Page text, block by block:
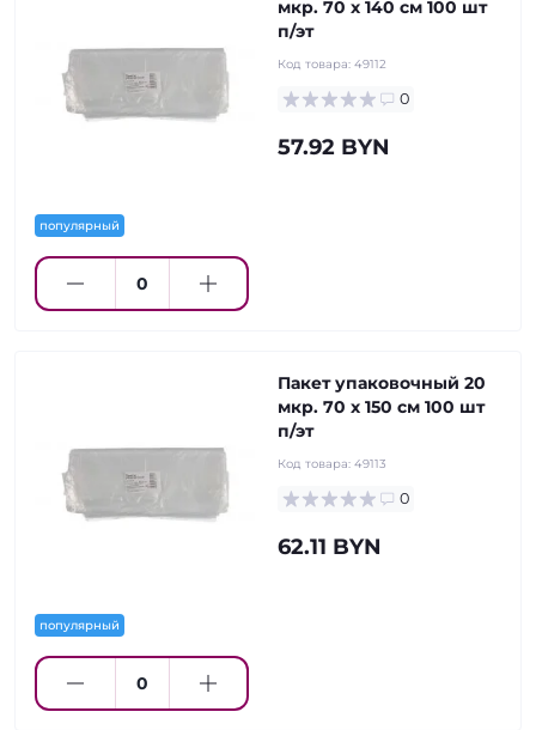
популярный
мкр. 70 х 140 см 100 шт
п/эт
Код товара: 49112
0
57.92 BYN
популярный
Пакет упаковочный 20
мкр. 70 х 150 см 100 шт
п/эт
Код товара: 49113
0
62.11 BYN